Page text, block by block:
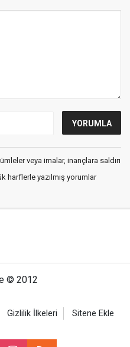
veya imalar, inançlara saldırı
harflerle yazılmış yorumlar
© 2012
Gizlilik İlkeleri Sitene Ekle